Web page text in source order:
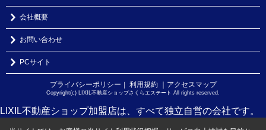
会社概要
お問い合わせ
PCサイト
プライバシーポリシー 利用規約 ｜アクセスマップ
Copyright(c) LIXIL不動産ショップさくらエステート All rights reserved.
LIXIL不動産ショップ加盟店は、すべて独立自営の会社です。